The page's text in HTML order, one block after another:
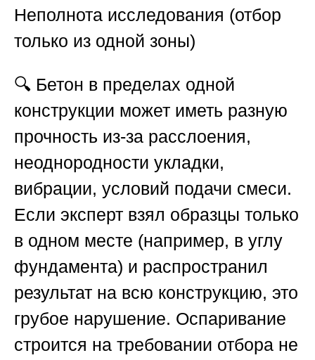
Неполнота исследования (отбор
только из одной зоны)
🔍 Бетон в пределах одной
конструкции может иметь разную
прочность из-за расслоения,
неоднородности укладки,
вибрации, условий подачи смеси.
Если эксперт взял образцы только
в одном месте (например, в углу
фундамента) и распространил
результат на всю конструкцию, это
грубое нарушение. Оспаривание
строится на требовании отбора не